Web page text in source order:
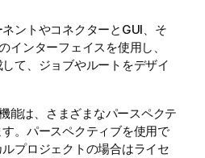
ントやコネクターとGUI、そ
インターフェイスを使用し、
て、ジョブやルートをデザイ
能は、さまざまなパースペクテ
。パースペクティブを使用で
プロジェクトの場合はライセ